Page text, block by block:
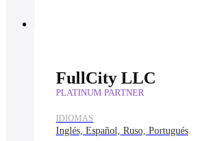
FullCity LLC
PLATINUM PARTNER
IDIOMAS
Inglés, Español, Ruso, Portugués